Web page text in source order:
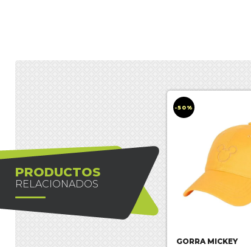
PRODUCTOS
RELACIONADOS
-50%
GORRA MICKEY